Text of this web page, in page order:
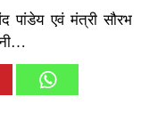
पांडेय एवं मंत्री सौरभ